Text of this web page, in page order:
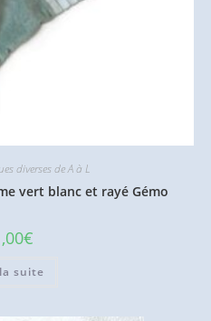
diverses de A à L
vert blanc et rayé Gémo
€
suite